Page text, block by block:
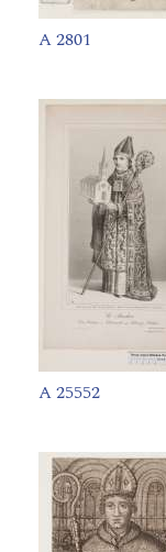
A 2801
A 25552